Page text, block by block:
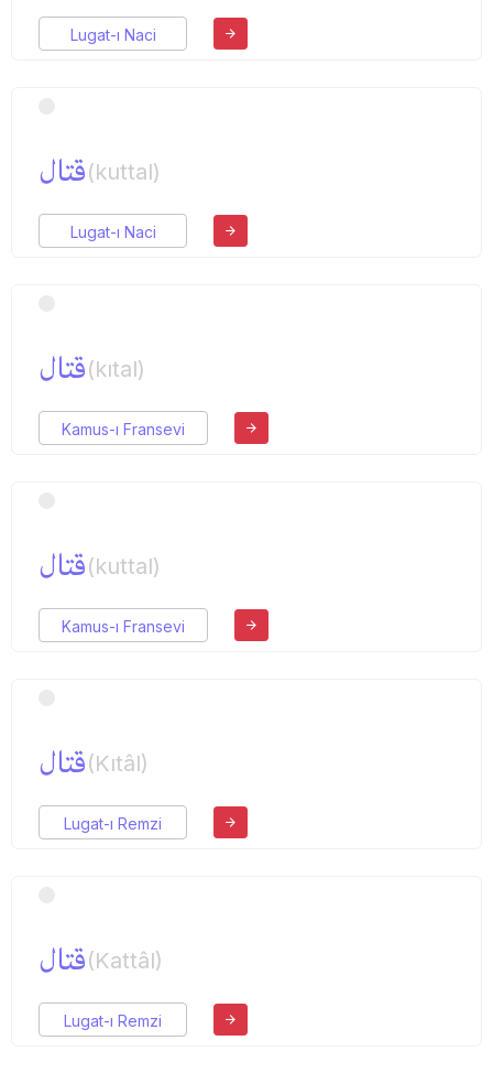
Lugat-ı Naci
قتال(kuttal)
Lugat-ı Naci
قتال(kıtal)
Kamus-ı Fransevi
قتال(kuttal)
Kamus-ı Fransevi
قتال(Kıtâl)
Lugat-ı Remzi
قتال(Kattâl)
Lugat-ı Remzi